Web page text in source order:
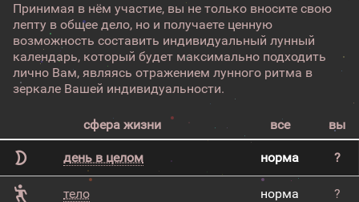
Принимая в нём участие, вы не только вносите свою
лепту в общее дело, но и получаете ценную
возможность составить индивидуальный лунный
календарь, который будет максимально подходить
лично Вам, являясь отражением лунного ритма в
зеркале Вашей индивидуальности.
сфера жизни все вы
день в целом норма ?
тело норма ?